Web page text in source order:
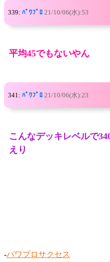
339: ﾊﾟﾜﾌﾟﾛ 21/10/06(水):53
平均45でもないやん
341: ﾊﾟﾜﾌﾟﾛ 21/10/06(水):23
こんなデッキレベルで
えり
-パワプロサクセス